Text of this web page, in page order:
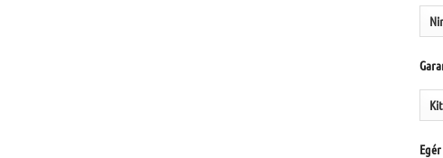
Egér